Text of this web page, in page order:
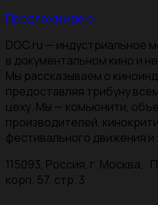
Предложи идею
DOC.ru — индустриальное
в документальном кино и
Мы рассказываем о
предоставляя трибуну
цеху. Мы — комьюнити,
производителей,
фестивального движения и
115093, Россия, г. Москва,
корп. 57, стр. 3